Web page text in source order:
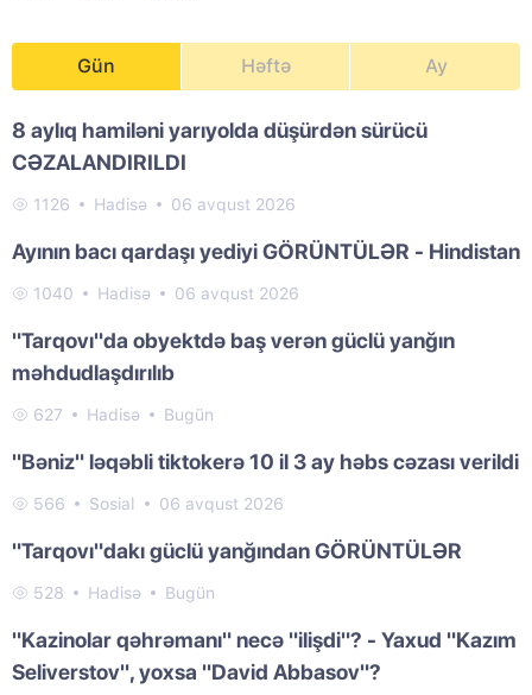
Gün Həftə Ay
8 aylıq hamiləni yarıyolda düşürdən sürücü
CƏZALANDIRILDI
1126 Hadisə 06 avqust 2026
Ayının bacı qardaşı yediyi GÖRÜNTÜLƏR - Hindistan
1040 Hadisə 06 avqust 2026
"Tarqovı"da obyektdə baş verən güclü yanğın
məhdudlaşdırılıb
627 Hadisə Bugün
"Bəniz" ləqəbli tiktokerə 10 il 3 ay həbs cəzası verildi
566 Sosial 06 avqust 2026
"Tarqovı"dakı güclü yanğından GÖRÜNTÜLƏR
528 Hadisə Bugün
"Kazinolar qəhrəmanı" necə "ilişdi"? - Yaxud "Kazım
Seliverstov", yoxsa "David Abbasov"?